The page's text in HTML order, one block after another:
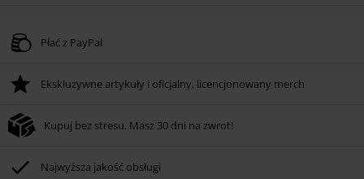
Płać z PayPal
Ekskluzywne artykuły i oficjalny, licencjonowany merch
Kupuj bez stresu. Masz 30 dni na zwrot!
Najwyższa jakość obsługi